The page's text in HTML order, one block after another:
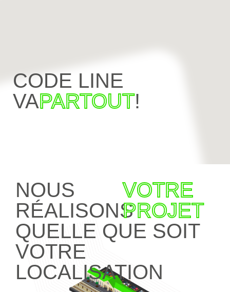
CODE LINE
VAPARTOUT!
NOUS
RÉALISONS
VOTRE
PROJET
QUELLE QUE SOIT
VOTRE
LOCALISATION